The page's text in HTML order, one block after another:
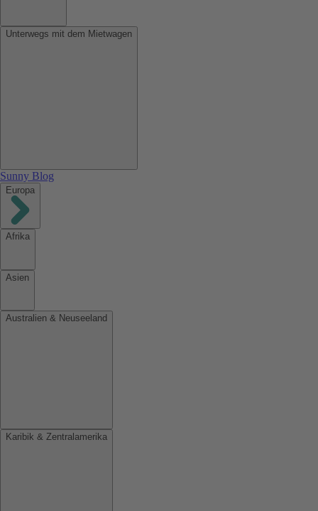
Unterwegs mit dem Mietwagen
Sunny Blog
Europa
Afrika
Asien
Australien & Neuseeland
Karibik & Zentralamerika